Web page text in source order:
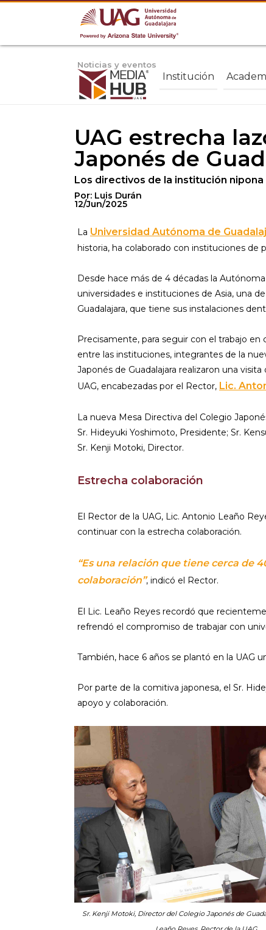
Noticias y eventos
Institución
UAG estrecha
Japonés de
Los directivos de la institución
Por: Luis Durán
12/Jun/2025
La Universidad Autónoma de
historia, ha colaborado con instituciones de
Desde hace más de 4 décadas la
universidades e instituciones de Asia, una
Guadalajara, que tiene sus instalaciones
Precisamente, para seguir con el trabajo en
entre las instituciones, integrantes de la
Japonés de Guadalajara realizaron una
UAG, encabezadas por el Rector, Lic.
La nueva Mesa Directiva del Colegio
Sr. Hideyuki Yoshimoto, Presidente; Sr.
Sr. Kenji Motoki, Director.
Estrecha colaboración
El Rector de la UAG, Lic. Antonio Leaño
continuar con la estrecha colaboración.
“Es una relación que tiene cerca de
colaboración”, indicó el Rector.
El Lic. Leaño Reyes recordó que
refrendó el compromiso de trabajar con
También, hace 6 años se plantó en la UAG
Por parte de la comitiva japonesa, el Sr.
apoyo y colaboración.
Sr. Kenji Motoki, Director del Colegio Japonés de